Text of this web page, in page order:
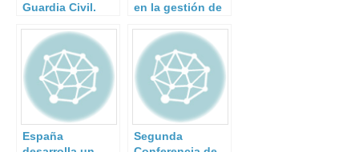
Guardia Civil.
en la gestión de
crisis.
España
Segunda